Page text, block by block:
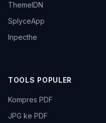
ThemeIDN
SplyceApp
Inpecthe
TOOLS POPULER
Kompres PDF
JPG ke PDF